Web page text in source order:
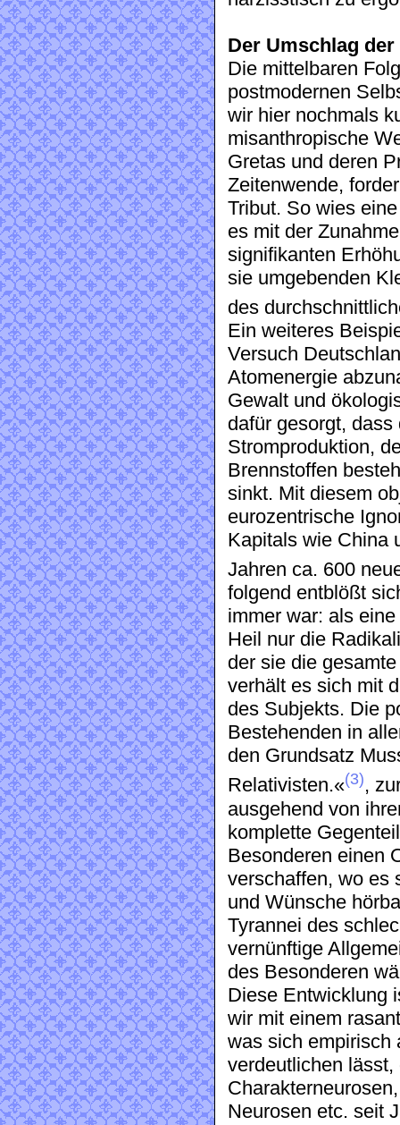
Der Umschlag
Die mittelbaren
postmodernen
wir hier nochmals
misanthropische
Gretas und deren
Zeitenwende,
Tribut. So wies
es mit der
signifikanten
sie umgebenden
des
Ein weiteres
Versuch
Atomenergie
Gewalt und
dafür gesorgt,
Stromproduktion,
Brennstoffen
sinkt. Mit diesem
eurozentrische
Kapitals wie China
Jahren ca. 600
folgend entblößt
immer war: als
Heil nur die
der sie die
verhält es sich mit
des Subjekts. Die
Bestehenden in
den Grundsatz
Relativisten.«(3),
ausgehend von
komplette
Besonderen einen
verschaffen, wo es
und Wünsche
Tyrannei des
vernünftige
des Besonderen
Diese Entwicklung
wir mit einem
was sich empirisch
verdeutlichen
Neurosen etc. seit